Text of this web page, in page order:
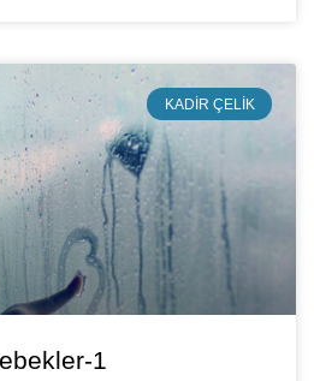
KADIR ÇELIK
1